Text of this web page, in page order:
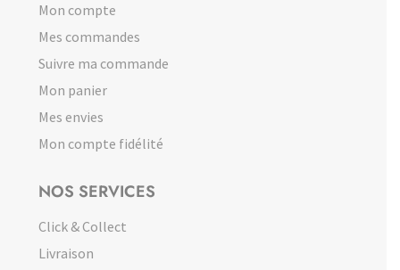
Mon compte
Mes commandes
Suivre ma commande
Mon panier
Mes envies
Mon compte fidélité
NOS SERVICES
Click & Collect
Livraison